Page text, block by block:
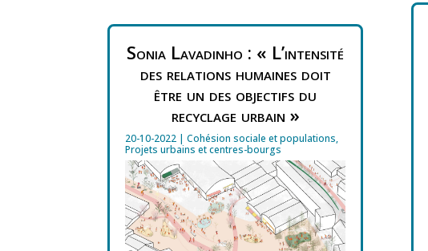
Sonia Lavadinho : « L’intensité
des relations humaines doit
être un des objectifs du
recyclage urbain »
20-10-2022 |Cohésion sociale et populations,
Projets urbains et centres-bourgs